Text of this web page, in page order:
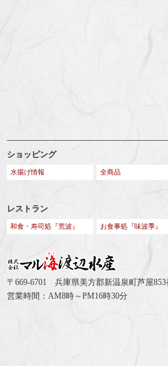
ショッピング
水揚げ情報 全商品
レストラン
和食・寿司処『荒波』 お食事処『味波季』
〒669-6701 兵庫県美方郡新温泉町芦屋853
営業時間：AM8時～PM16時30分